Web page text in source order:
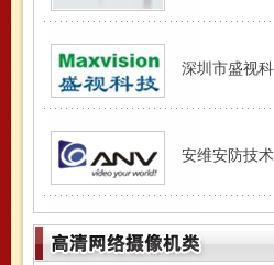
深圳市盛视
安维安防技